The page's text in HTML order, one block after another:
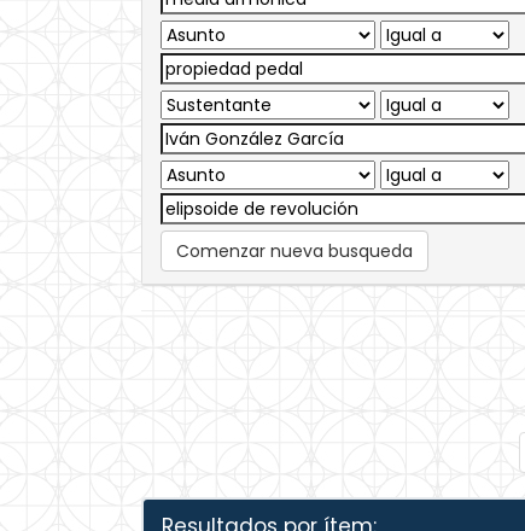
Comenzar nueva busqueda